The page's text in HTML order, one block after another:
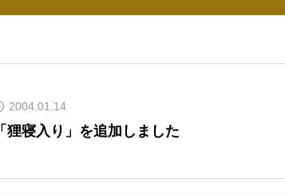
掲載内容について
データの二次利用につ
2004.01.14
「狸寝入り」を追加しました